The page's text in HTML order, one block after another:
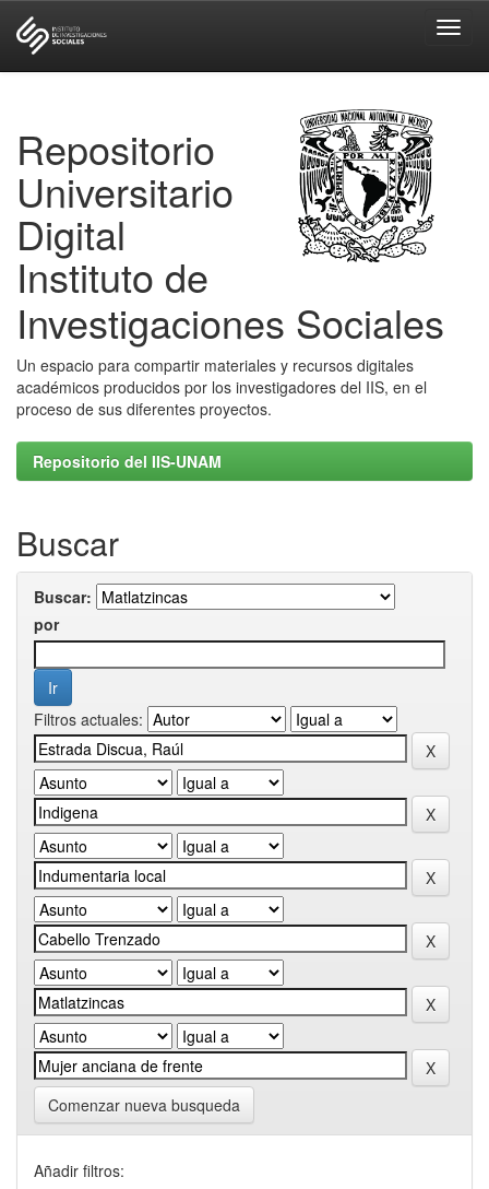
Repositorio
Universitario
Digital
Instituto de
Investigaciones Sociales
Un espacio para compartir materiales y recursos digitales
académicos producidos por los investigadores del IIS, en el
proceso de sus diferentes proyectos.
Repositorio del IIS-UNAM
Buscar
Buscar:
por
Filtros actuales:
Comenzar nueva busqueda
Añadir filtros: